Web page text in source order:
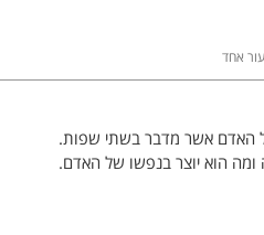
אחד
האדם אשר מדבר בשתי שפות.
הוא יוצר בנפשו של האדם.